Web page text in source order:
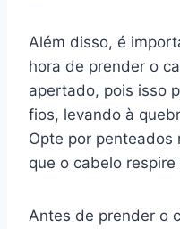
Além disso, é
hora de prender o
apertado, pois isso
fios, levando à
Opte por penteados
que o cabelo
Antes de prender o